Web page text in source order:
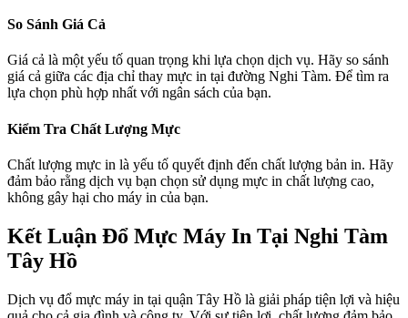
So Sánh Giá Cả
Giá cả là một yếu tố quan trọng khi lựa chọn dịch vụ. Hãy so sánh
giá cả giữa các địa chỉ thay mực in tại đường Nghi Tàm. Để tìm ra
lựa chọn phù hợp nhất với ngân sách của bạn.
Kiểm Tra Chất Lượng Mực
Chất lượng mực in là yếu tố quyết định đến chất lượng bản in. Hãy
đảm bảo rằng dịch vụ bạn chọn sử dụng mực in chất lượng cao,
không gây hại cho máy in của bạn.
Kết Luận Đổ Mực Máy In Tại Nghi Tàm
Tây Hồ
Dịch vụ đổ mực máy in tại quận Tây Hồ là giải pháp tiện lợi và hiệu